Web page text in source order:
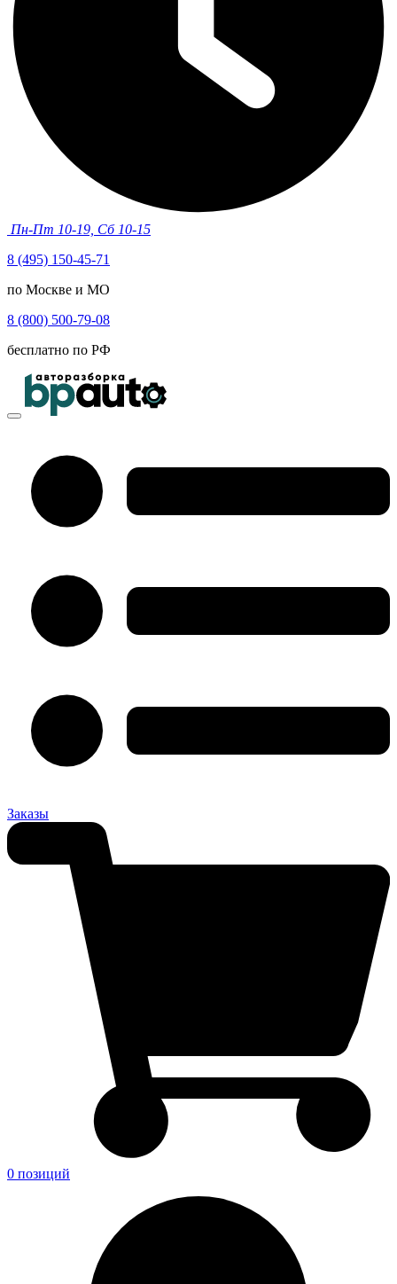
Пн-Пт 10-19, Сб 10-15
8 (495) 150-45-71
по Москве и МО
8 (800) 500-79-08
бесплатно по РФ
Заказы
0 позиций